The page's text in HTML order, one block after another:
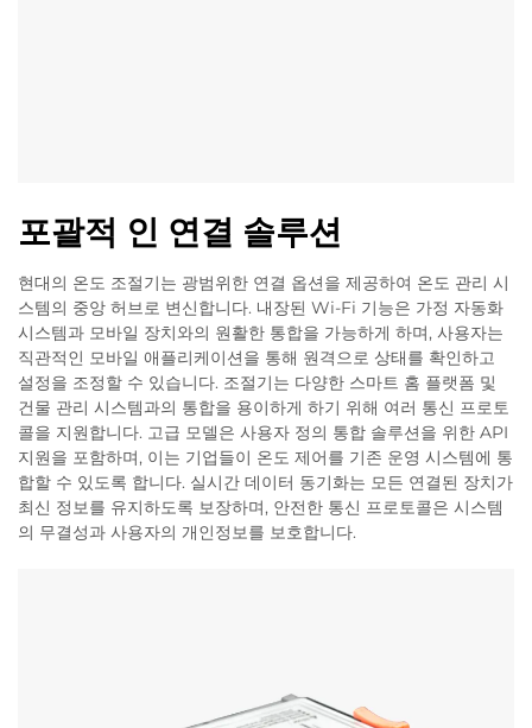
포괄적 인 연결 솔루션
현대의 온도 조절기는 광범위한 연결 옵션을 제공하여 온도 관리 시
스템의 중앙 허브로 변신합니다. 내장된 Wi-Fi 기능은 가정 자동화
시스템과 모바일 장치와의 원활한 통합을 가능하게 하며, 사용자는
직관적인 모바일 애플리케이션을 통해 원격으로 상태를 확인하고
설정을 조정할 수 있습니다. 조절기는 다양한 스마트 홈 플랫폼 및
건물 관리 시스템과의 통합을 용이하게 하기 위해 여러 통신 프로토
콜을 지원합니다. 고급 모델은 사용자 정의 통합 솔루션을 위한 API
지원을 포함하며, 이는 기업들이 온도 제어를 기존 운영 시스템에 통
합할 수 있도록 합니다. 실시간 데이터 동기화는 모든 연결된 장치가
최신 정보를 유지하도록 보장하며, 안전한 통신 프로토콜은 시스템
의 무결성과 사용자의 개인정보를 보호합니다.